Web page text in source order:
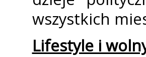
wszystkich
Lifestyle i